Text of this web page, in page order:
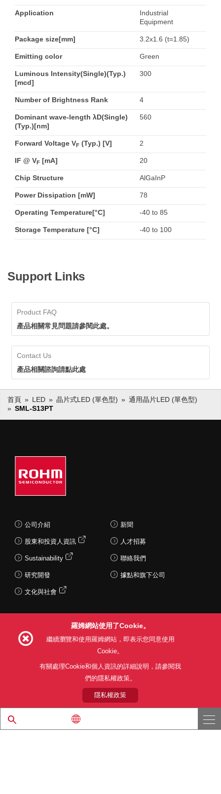
Application
Industrial
Equipment
Package size[mm] 3.2x1.6 (t=1.85)
Emitting color Green
Luminous Intensity(Single)(Typ.)
[mcd]
300
Number of Brightness Rank 4
Dominant wave-length λD(Single)
(Typ.)[nm]
560
Forward Voltage VF (Typ.) [V] 2
IF @ VF [mA] 20
Chip Structure AlGaInP
Power Dissipation [mW] 78
Operating Temperature[°C] -40 to 85
Storage Temperature [°C] -40 to 100
Support Links
Product FAQ
產品相關常見問題請參閱此處。
Contact Us
產品相關諮詢請點此處
首頁 LED 晶片式LED (單色型)
通用晶片LED (單色型)
SML-S13PT
公司介紹
股東和投資人資訊
Sustainability
研究開發
文化與社會
新聞
人才招募
聯絡我們
據點和旗下公司
利用目的 隱私權政策
關於本公司產品銷售之標準條款(PDF)
© 1997 - 2026 ROHM CO., LTD. ALL RIGHTS RESERVED.
羅姆網站使用了Cookie。
繼續瀏覽和使用羅姆網站，即表示您同意使用
Cookie。
有關處理Cookie和個人資訊的詳細說明，請參閱我
們的隱私權政策。
隱私權政策